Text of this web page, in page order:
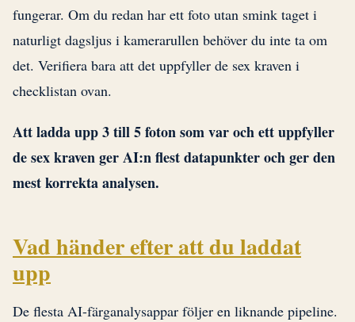
fungerar. Om du redan har ett foto utan smink taget i
naturligt dagsljus i kamerarullen behöver du inte ta om
det. Verifiera bara att det uppfyller de sex kraven i
checklistan ovan.
Att ladda upp 3 till 5 foton som var och ett uppfyller
de sex kraven ger AI:n flest datapunkter och ger den
mest korrekta analysen.
Vad händer efter att du laddat
upp
De flesta AI-färganalysappar följer en liknande pipeline.